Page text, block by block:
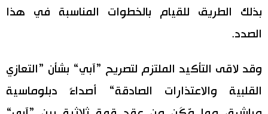
بذلك الطريق للقيام بالخطوات المناسبة في هذا
الصدد.
وقد لاقى التأكيد الملتزم لتصريح ”آبي“ بشأن ”التعازي
القلبية والاعتذارات الصادقة“ أصداءً دبلوماسية